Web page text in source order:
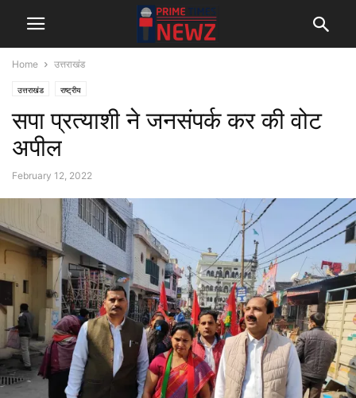
Home उत्तराखंड
उत्तराखंड राष्ट्रीय
सपा प्रत्याशी ने जनसंपर्क कर की वोट
अपील
February 12, 2022